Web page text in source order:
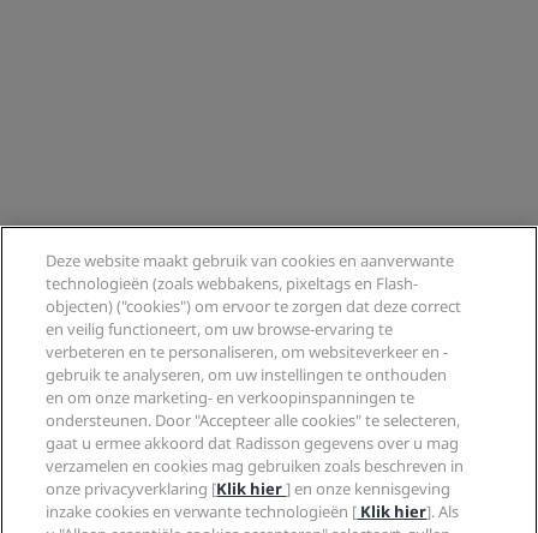
Deze website maakt gebruik van cookies en aanverwante
technologieën (zoals webbakens, pixeltags en Flash-
objecten) ("cookies") om ervoor te zorgen dat deze correct
en veilig functioneert, om uw browse-ervaring te
verbeteren en te personaliseren, om websiteverkeer en -
gebruik te analyseren, om uw instellingen te onthouden
en om onze marketing- en verkoopinspanningen te
ondersteunen. Door "Accepteer alle cookies" te selecteren,
gaat u ermee akkoord dat Radisson gegevens over u mag
verzamelen en cookies mag gebruiken zoals beschreven in
onze privacyverklaring [Klik hier] en onze kennisgeving
inzake cookies en verwante technologieën [ Klik hier]. Als